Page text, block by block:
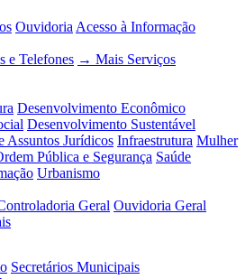
Ouvidoria Acesso à Informação
e Telefones → Mais Serviços
Desenvolvimento Econômico
Desenvolvimento Sustentável
Assuntos Jurídicos Infraestrutura Mulher
Pública e Segurança Saúde
Urbanismo
Geral Ouvidoria Geral
Secretários Municipais